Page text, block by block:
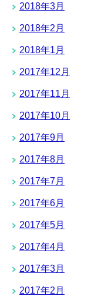
2018年3月
2018年2月
2018年1月
2017年12月
2017年11月
2017年10月
2017年9月
2017年8月
2017年7月
2017年6月
2017年5月
2017年4月
2017年3月
2017年2月